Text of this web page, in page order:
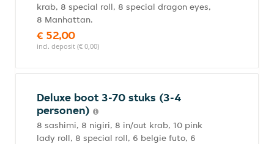
krab, 8 special roll, 8 special dragon eyes,
8 Manhattan.
€ 52,00
incl. deposit (€ 0,00)
Deluxe boot 3-70 stuks (3-4
personen)
8 sashimi, 8 nigiri, 8 in/out krab, 10 pink
lady roll, 8 special roll, 6 belgie futo, 6